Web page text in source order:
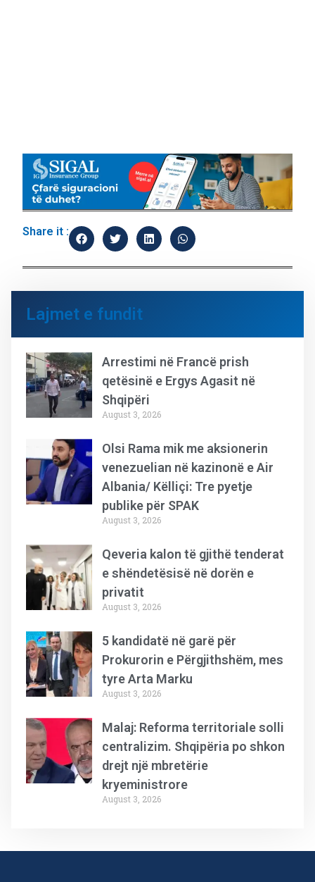
Share it :
Lajmet e fundit
Arrestimi në Francë prish
qetësinë e Ergys Agasit në
Shqipëri
August 3, 2026
Olsi Rama mik me aksionerin
venezuelian në kazinonë e Air
Albania/ Këlliçi: Tre pyetje
publike për SPAK
August 3, 2026
Qeveria kalon të gjithë tenderat
e shëndetësisë në dorën e
privatit
August 3, 2026
5 kandidatë në garë për
Prokurorin e Përgjithshëm, mes
tyre Arta Marku
August 3, 2026
Malaj: Reforma territoriale solli
centralizim. Shqipëria po shkon
drejt një mbretërie
kryeministrore
August 3, 2026